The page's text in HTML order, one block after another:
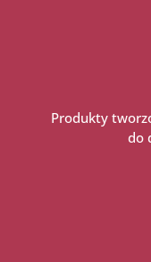
Produkty
do